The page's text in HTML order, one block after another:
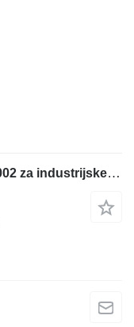
EtherCAT Box Beckhoff EP1908-0002 za industrijske opreme